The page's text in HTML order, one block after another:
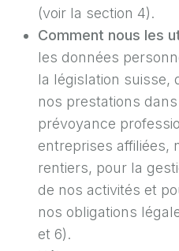
(voir la section 4).
Comment nous les
les données
la législation suisse,
nos prestations
prévoyance
entreprises affiliées,
rentiers, pour la
de nos activités et
nos obligations
et 6).